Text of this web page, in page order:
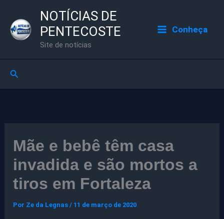
para
NOTÍCIAS DE
PENTECOSTE
Site de notícias
Conheça
Pesquisar
Mãe e bebê têm casa
invadida e são mortos a
tiros em Fortaleza
Por Ze da Legnas/ 11 de março de 2020